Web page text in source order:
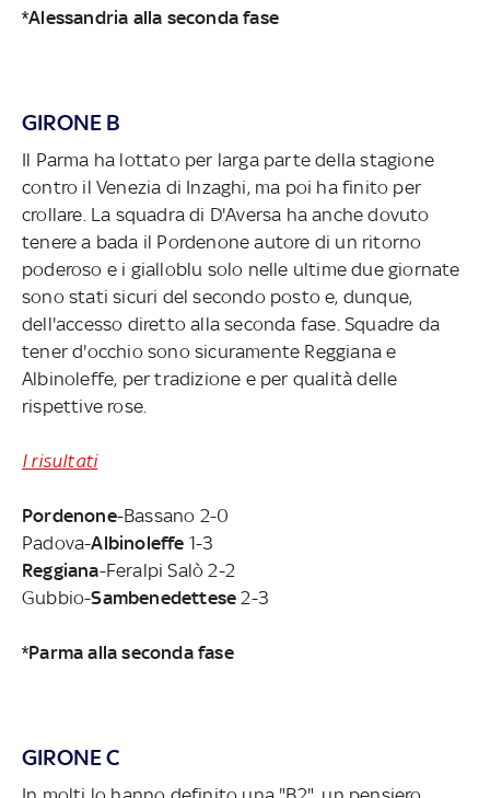
*Alessandria alla seconda fase
GIRONE B
Il Parma ha lottato per larga parte della stagione
contro il Venezia di Inzaghi, ma poi ha finito per
crollare. La squadra di D'Aversa ha anche dovuto
tenere a bada il Pordenone autore di un ritorno
poderoso e i gialloblu solo nelle ultime due giornate
sono stati sicuri del secondo posto e, dunque,
dell'accesso diretto alla seconda fase. Squadre da
tener d'occhio sono sicuramente Reggiana e
Albinoleffe, per tradizione e per qualità delle
rispettive rose.
I risultati
Pordenone-Bassano 2-0
Padova-Albinoleffe 1-3
Reggiana-Feralpi Salò 2-2
Gubbio-Sambenedettese2-3
*Parma alla seconda fase
GIRONE C